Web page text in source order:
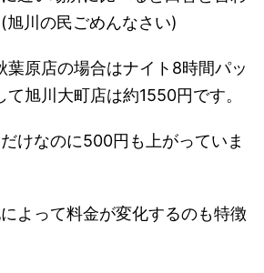
旭川の民ごめんなさい)
原店の場合はナイト8時間パッ
旭川大町店は約1550円です。
けなのに500円も上がっていま
よって料金が変化するのも特徴